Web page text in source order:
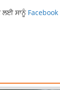
ਲਈ ਸਾਨੂੰ Facebook